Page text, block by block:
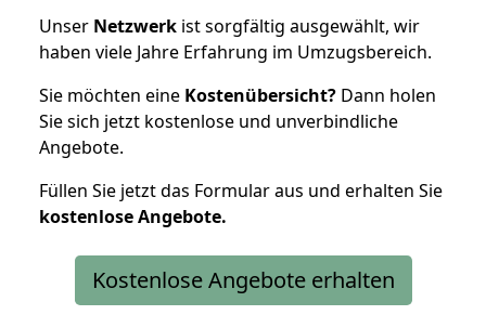
Unser Netzwerk ist sorgfältig ausgewählt, wir
haben viele Jahre Erfahrung im Umzugsbereich.
Sie möchten eine Kostenübersicht? Dann holen
Sie sich jetzt kostenlose und unverbindliche
Angebote.
Füllen Sie jetzt das Formular aus und erhalten Sie
kostenloseAngebote.
Kostenlose Angebote erhalten